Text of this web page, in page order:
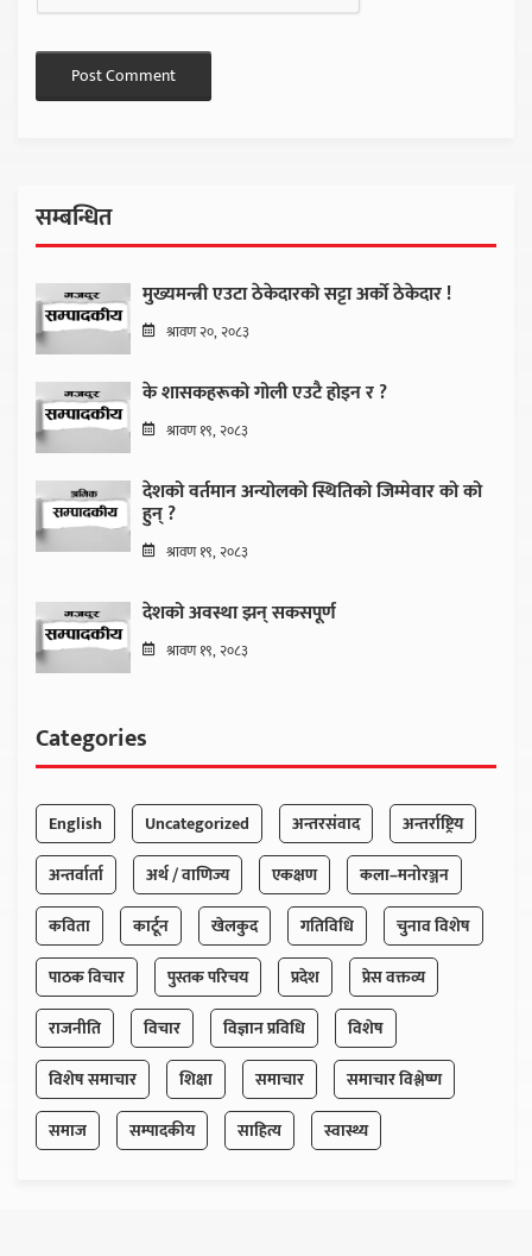
सम्बन्धित
मुख्यमन्त्री एउटा ठेकेदारको सट्टा अर्को ठेकेदार !
श्रावण २०, २०८३
के शासकहरूको गोली एउटै होइन र ?
श्रावण १९, २०८३
देशको वर्तमान अन्योलको स्थितिको जिम्मेवार को को
हुन् ?
श्रावण १९, २०८३
देशको अवस्था झन् सकसपूर्ण
श्रावण १९, २०८३
Categories
English Uncategorized अन्तरसंवाद
अन्तर्राष्ट्रिय
अन्तर्वार्ता
अर्थ / वाणिज्य एकक्षण
कला–मनोरञ्जन
कविता
कार्टून खेलकुद गतिविधि
चुनाव विशेष
पाठक विचार
पुस्तक परिचय प्रदेश
प्रेस वक्तव्य
राजनीति
विचार विज्ञान प्रविधि
विशेष
विशेष समाचार
शिक्षा समाचार
समाचार विश्लेष्ण
समाज
सम्पादकीय साहित्य स्वास्थ्य